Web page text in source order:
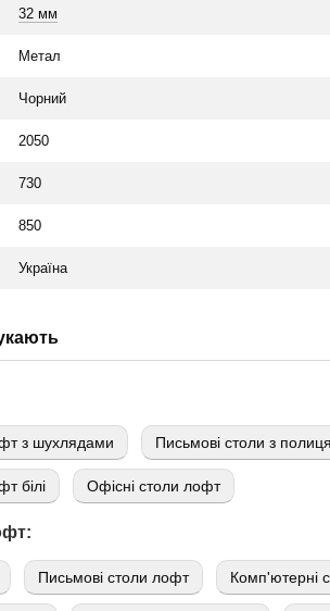
32 мм
Метал
Чорний
2050
730
850
Україна
з шухлядами Письмові столи з
білі Офісні столи лофт
Письмові столи лофт Комп'ютерні